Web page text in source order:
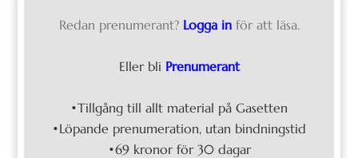
Redan prenumerant? Logga in för att läsa.
Eller bli Prenumerant
•Tillgång till allt material på Gasetten
•Löpande prenumeration, utan bindningstid
•69 kronor för 30 dagar